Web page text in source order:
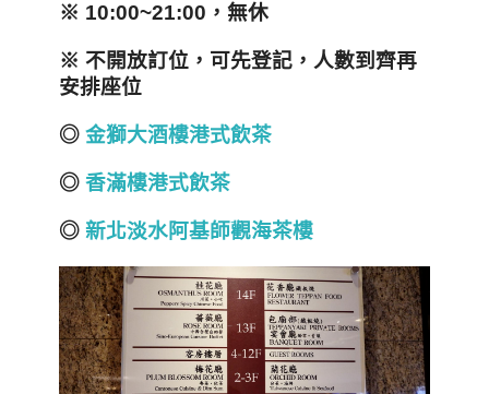
※ 10:00~21:00，無休
※ 不開放訂位，可先登記，人數到齊再
安排座位
◎ 金獅大酒樓港式飲茶
◎ 香滿樓港式飲茶
◎ 新北淡水阿基師觀海茶樓